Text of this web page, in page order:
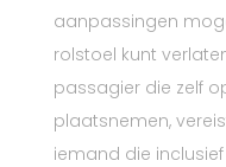
aanpassingen
rolstoel kunt
passagier die zelf
plaatsnemen,
iemand die